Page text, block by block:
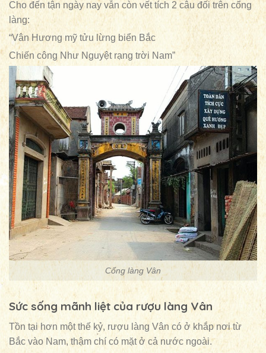
Cho đến tận ngày nay vẫn còn vết tích 2 câu đối trên cổng
làng:
“Vân Hương mỹ tửu lừng biển Bắc
Chiến công Như Nguyệt rạng trời Nam”
Cổng làng Vân
Sức sống mãnh liệt của rượu làng Vân
Tồn tại hơn một thế kỷ, rượu làng Vân có ở khắp nơi từ
Bắc vào Nam, thậm chí có mặt ở cả nước ngoài.